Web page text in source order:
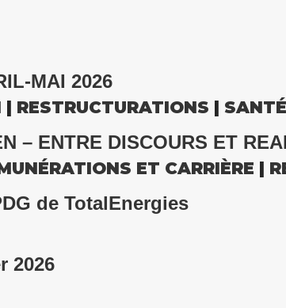
MAI 2026
| RESTRUCTURATIONS |
– ENTRE DISCOURS ET
ET CARRIÈRE |
de TotalEnergies
2026